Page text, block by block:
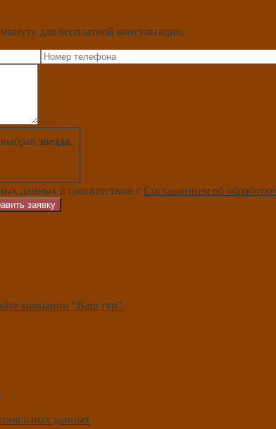
для бесплатной консультации.
звезда.
данных в соответствии с Соглашением об
заявку
компании “Ваш тур”.
данных